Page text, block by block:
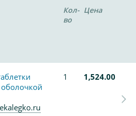
Кол-
во
Цена
1 1,524.00